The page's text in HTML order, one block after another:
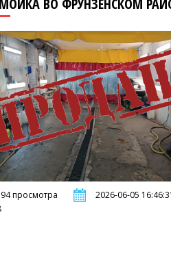
ВО ФРУНЗЕНСКОМ
просмотра
2026-06-05